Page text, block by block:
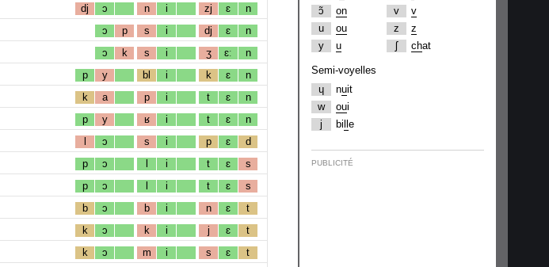
dj ɔ n i zj ɛ n
ɔ p s i dj ɛ n
ɔ k s i ʒ ɛː n
p y bl i k ɛ n
k a p i t ɛ n
p y ʁ i t ɛ n
l ɔ s i p ɛ d
p ɔ l i t ɛ s
p ɔ l i t ɛ s
b ɔ b i n ɛ t
k ɔ k i j ɛ t
k ɔ m i s ɛ t
ɔ̃
on
u
ou
y
u
v
v
z
z
ʃ
chat
Semi-voyelles
ɥ
nuit
w
oui
j
bi e
PUBLICITÉ